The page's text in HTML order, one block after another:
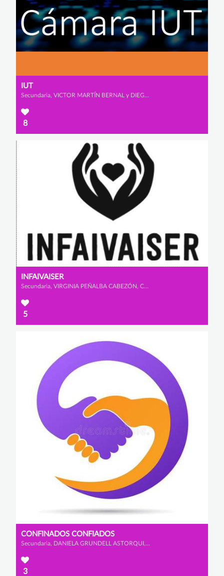
IUT
Secundaria, VICTOR MARTÍN BERNAL y DIEGO BLÁZQUEZ BANDEIRAS
8
INFAIVAISER
Secundaria, VIRGINIA PEÑALBA CABEZÓN, CLAUDIA MORENO RINCÓN y SANDRA CAMACHO CAPELL
5
CONFINADOS CONFIADOS
Secundaria, DANIELA GRUNDELL ASTORQUI, CARLOS CASTAÑO COLLADO y IGNACIO GARRIDO VITI
3